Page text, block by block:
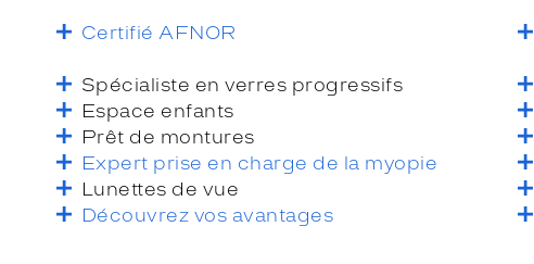
Certifié AFNOR
Spécialiste en verres progressifs
Espace enfants
Prêt de montures
Expert prise en charge de la myopie
Lunettes de vue
Découvrez vos avantages